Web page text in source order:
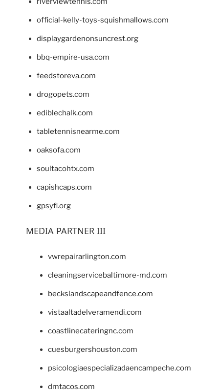
official-kelly-toys-squishmallows.com
displaygardenonsuncrest.org
bbq-empire-usa.com
feedstoreva.com
drogopets.com
ediblechalk.com
tabletennisnearme.com
oaksofa.com
soultacohtx.com
capishcaps.com
gpsyfl.org
MEDIA PARTNER III
vwrepairarlington.com
cleaningservicebaltimore-md.com
beckslandscapeandfence.com
vistaaltadelveramendi.com
coastlinecateringnc.com
cuesburgershouston.com
psicologiaespecializadaencampeche.com
dmtacos.com